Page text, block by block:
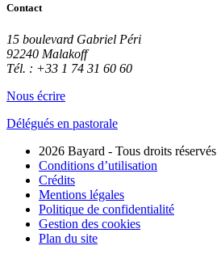
Contact
15 boulevard Gabriel Péri
92240 Malakoff
Tél. : +33 1 74 31 60 60
Nous écrire
Délégués en pastorale
2026 Bayard - Tous droits réservés
Conditions d’utilisation
Crédits
Mentions légales
Politique de confidentialité
Gestion des cookies
Plan du site